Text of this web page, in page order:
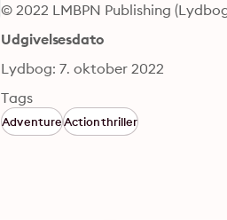
© 2022 LMBPN Publishing
Udgivelsesdato
Lydbog: 7. oktober 2022
Tags
AdventureActionthriller